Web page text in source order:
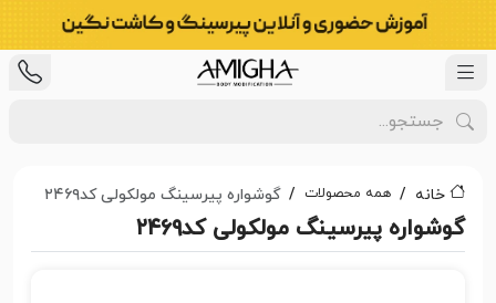
خانه همه محصولات گوشواره پیرسینگ مولکولی کد۲۴۶۹
گوشواره پیرسینگ مولکولی کد۲۴۶۹